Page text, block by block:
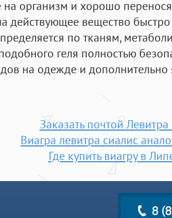
на организм и хорошо
действующее вещество
по тканям,
геля полностью
на одежде и
Заказать почтой
Виагра левитра сиалис
Где купить виагру в